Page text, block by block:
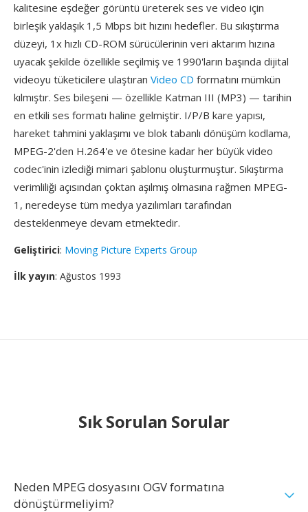
kalitesine eşdeğer görüntü üreterek ses ve video için
birleşik yaklaşık 1,5 Mbps bit hızını hedefler. Bu sıkıştırma
düzeyi, 1x hızlı CD-ROM sürücülerinin veri aktarım hızına
uyacak şekilde özellikle seçilmiş ve 1990'ların başında dijital
videoyu tüketicilere ulaştıran Video CD formatını mümkün
kılmıştır. Ses bileşeni — özellikle Katman III (MP3) — tarihin
en etkili ses formatı haline gelmiştir. I/P/B kare yapısı,
hareket tahmini yaklaşımı ve blok tabanlı dönüşüm kodlama,
MPEG-2'den H.264'e ve ötesine kadar her büyük video
codec'inin izlediği mimari şablonu oluşturmuştur. Sıkıştırma
verimliliği açısından çoktan aşılmış olmasına rağmen MPEG-
1, neredeyse tüm medya yazılımları tarafından
desteklenmeye devam etmektedir.
Geliştirici: Moving Picture Experts Group
İlk yayın: Ağustos 1993
Sık Sorulan Sorular
Neden MPEG dosyasını OGV formatına
dönüştürmeliyim?